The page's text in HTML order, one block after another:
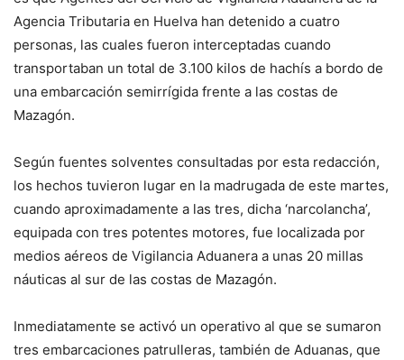
Agencia Tributaria en Huelva han detenido a cuatro
personas, las cuales fueron interceptadas cuando
transportaban un total de 3.100 kilos de hachís a bordo de
una embarcación semirrígida frente a las costas de
Mazagón.
Según fuentes solventes consultadas por esta redacción,
los hechos tuvieron lugar en la madrugada de este martes,
cuando aproximadamente a las tres, dicha ‘narcolancha’,
equipada con tres potentes motores, fue localizada por
medios aéreos de Vigilancia Aduanera a unas 20 millas
náuticas al sur de las costas de Mazagón.
Inmediatamente se activó un operativo al que se sumaron
tres embarcaciones patrulleras, también de Aduanas, que